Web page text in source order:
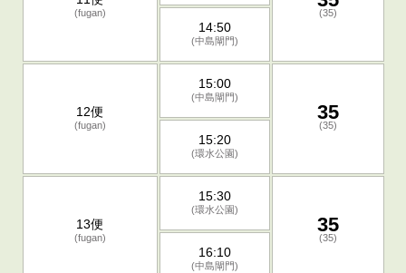
(fugan) (35)
14:50
(中島閘門)
12便
(fugan)
15:00
(中島閘門)
35
(35)
15:20
(環水公園)
13便
(fugan)
15:30
(環水公園)
35
(35)
16:10
(中島閘門)